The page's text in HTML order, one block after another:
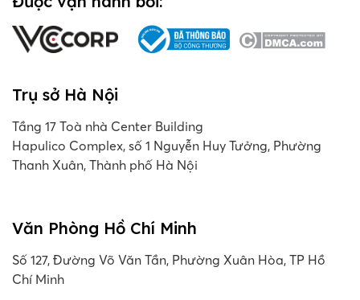
Trụ sở Hà Nội
Tầng 17 Toà nhà Center Building
Hapulico Complex, số 1 Nguyễn Huy Tưởng, Phường
Thanh Xuân, Thành phố Hà Nội
Văn Phòng Hồ Chí Minh
Số 127, Đường Võ Văn Tần, Phường Xuân Hòa, TP Hồ
Chí Minh